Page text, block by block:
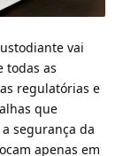
vai
todas as
regulatórias e
que
segurança da
apenas em